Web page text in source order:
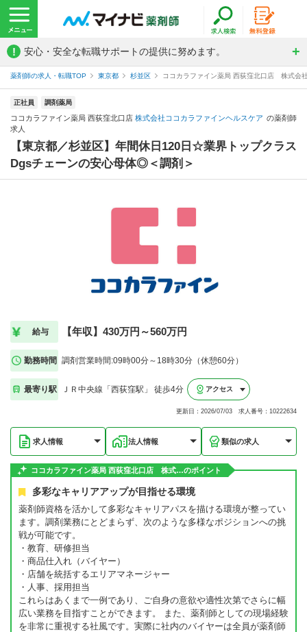
! 安心・安全な転職サポートの提供に努めます。
薬剤師の求人・転職TOP 東京都 杉並区 ココカラファイン薬局 西荻窪北口店 株式会
正社員 調剤薬局
ココカラファイン薬局 西荻窪北口店 株式会社ココカラファインヘルスケア の薬剤師
求人
【東京都／杉並区】年間休日120日☆業界トップクラス
Dgsチェーンの安心母体◎＜調剤＞
給与 【年収】430万円～560万円
勤務時間 調剤営業時間:09時00分～18時30分（休憩60分）
最寄り駅 ＪＲ中央線「西荻窪駅」 徒歩4分 アクセス
更新日：2026/07/03 求人番号：10222634
求人情報 法人情報 類似の求人
ココカラファイン薬局 西荻窪北口店 株式…のポイント
多彩なキャリアアップが目指せる環境
薬剤師資格を活かして多彩なキャリアパスを描ける環境が整ってい
ます。調剤業務にとどまらず、次のような多様なポジションへの挑
戦が可能です。
・教育、研修担当
・商品仕入れ（バイヤー）
・店舗を統括するエリアマネージャー
・人事、採用担当
これらはあくまで一例であり、ご自身の意欲や適性次第でさらに幅
広い業務を目指すことができます。 また、薬剤師としての現場経験
を非常に重視する社風です。実際に社内のバイヤーは全員が薬剤師